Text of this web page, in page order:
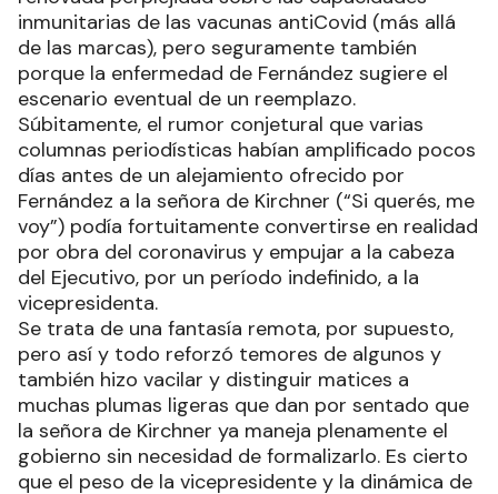
inmunitarias de las vacunas antiCovid (más allá
de las marcas), pero seguramente también
porque la enfermedad de Fernández sugiere el
escenario eventual de un reemplazo.
Súbitamente, el rumor conjetural que varias
columnas periodísticas habían amplificado pocos
días antes de un alejamiento ofrecido por
Fernández a la señora de Kirchner (“Si querés, me
voy”) podía fortuitamente convertirse en realidad
por obra del coronavirus y empujar a la cabeza
del Ejecutivo, por un período indefinido, a la
vicepresidenta.
Se trata de una fantasía remota, por supuesto,
pero así y todo reforzó temores de algunos y
también hizo vacilar y distinguir matices a
muchas plumas ligeras que dan por sentado que
la señora de Kirchner ya maneja plenamente el
gobierno sin necesidad de formalizarlo. Es cierto
que el peso de la vicepresidente y la dinámica de